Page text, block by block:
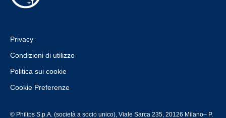
Privacy
Condizioni di utilizzo
Politica sui cookie
Cookie Preferenze
© Philips S.p.A. (società a socio unico), Viale Sarca 235, 20126 Milano– P.